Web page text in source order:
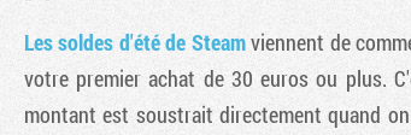
Les soldes d'été de Steamviennent de
votre premier achat de 30 euros ou plus.
montant est soustrait directement quand